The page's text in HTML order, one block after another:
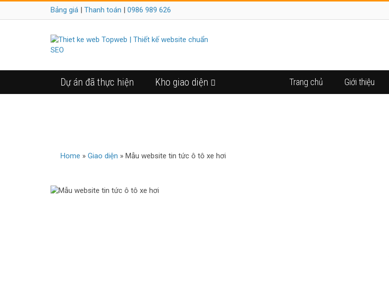
Bảng giá | Thanh toán | 0986 989 626
Dự án đã thực hiện Kho giao diện Trang chủ Giới thiệu
Home » Giao diện » Mẫu website tin tức ô tô xe hơi